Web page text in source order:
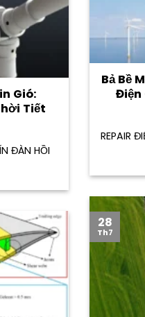
Bả Bề
Điện
REPAIR
Gió:
Tiết
ĐÀN HỒI
28
Th7